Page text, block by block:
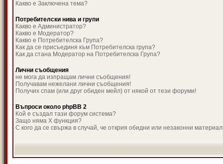
Какво е Заключена тема?
Потребителски нива и групи
Какво е Администратор?
Какво е Модератор?
Какво е Потребителска Група?
Как да се присъединя към Потребителска група?
Как да стана Модератор на Потребителска Група?
Лични съобщения
не мога да изпращам лични съобщения!
Получавам нежелани лични съобщения!
Получих спам (или друг обиден мейл) от някой от тези форуми!
Въпроси около phpBB 2
Кой е създал тази форум система?
Защо няма X функция?
С кого да се свържа в случай, че открия обидни или незаконни